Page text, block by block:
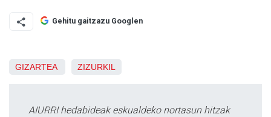
Gehitu gaitzazu Googlen
GIZARTEA ZIZURKIL
AIURRI hedabideak eskualdeko nortasun hitzak